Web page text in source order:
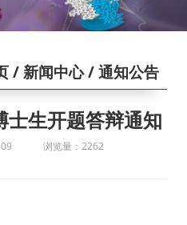
/ 新闻中心/ 通知公告
生开题答辩通知
浏览量：2262